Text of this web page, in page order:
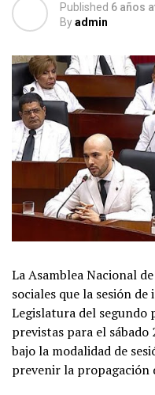
Published 6 años
Byadmin
La Asamblea Nacional
sociales que la sesión
Legislatura del segundo
previstas para el sábado
bajo la modalidad de
prevenir la propagación